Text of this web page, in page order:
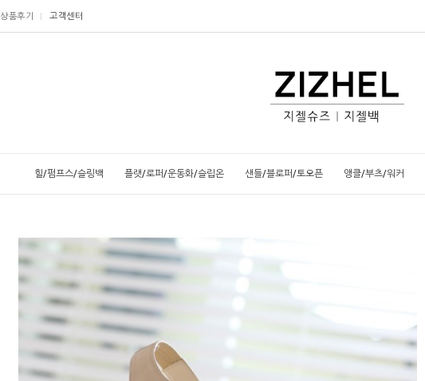
상품후기 고객센터
힐/펌프스/슬링백 플랫/로퍼/운동화/슬립온 샌들/블로퍼/토오픈 앵클/부츠/워커